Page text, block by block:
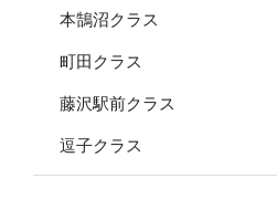
本鵠沼クラス
町田クラス
藤沢駅前クラス
逗子クラス